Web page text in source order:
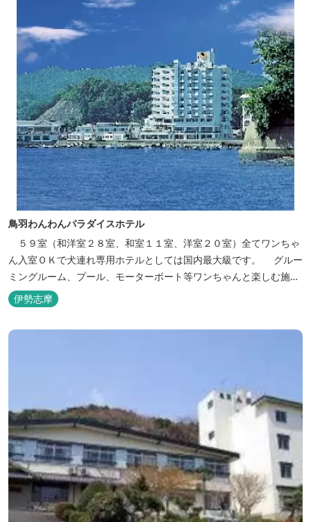
鳥羽わんわんパラダイスホテル
５９室（和洋室２８室、和室１１室、洋室２０室）全てワンちゃ
ん入室ＯＫで犬連れ専用ホテルとしては国内最大級です。 グルー
ミングルーム、プール、モーターボート等ワンちゃんと楽しむ施設
も充実しています。
伊勢志摩